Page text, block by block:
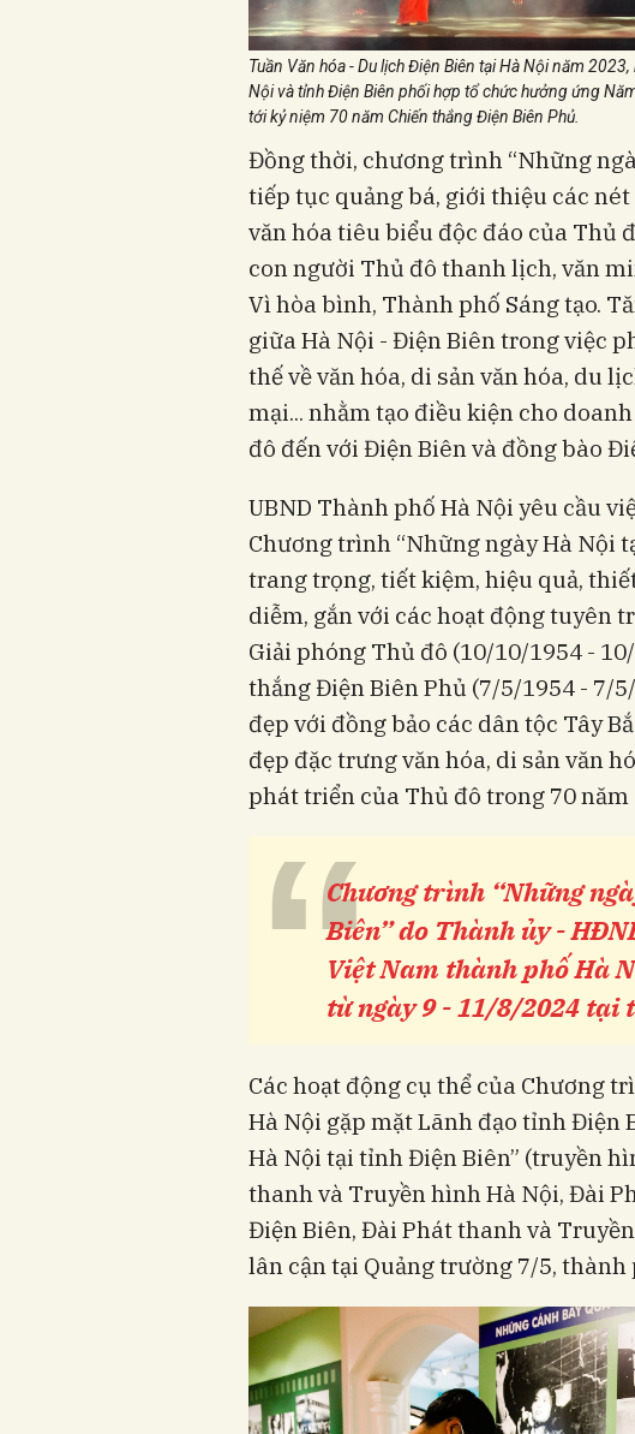
Tuần Văn hóa - Du lịch Điện Biên tại Hà Nội năm
Nội và tỉnh Điện Biên phối hợp tổ chức hưởng ứng
tới kỷ niệm 70 năm Chiến thắng Điện Biên Phủ.
Đồng thời, chương trình “Những
tiếp tục quảng bá, giới thiệu các nét
văn hóa tiêu biểu độc đáo của Thủ
con người Thủ đô thanh lịch, văn
Vì hòa bình, Thành phố Sáng tạo.
giữa Hà Nội - Điện Biên trong việc
thế về văn hóa, di sản văn hóa, du
mại... nhằm tạo điều kiện cho
đô đến với Điện Biên và đồng bào
UBND Thành phố Hà Nội yêu cầu
Chương trình “Những ngày Hà Nội
trang trọng, tiết kiệm, hiệu quả,
diễm, gắn với các hoạt động tuyên
Giải phóng Thủ đô (10/10/1954 -
thắng Điện Biên Phủ (7/5/1954 - 7/
đẹp với đồng bảo các dân tộc Tây
đẹp đặc trưng văn hóa, di sản văn
phát triển của Thủ đô trong 70 năm
“Chương trình “Những
Biên” do Thành ủy -
Việt Nam thành phố Hà
từ ngày 9 - 11/8/2024 tại
Các hoạt động cụ thể của Chương
Hà Nội gặp mặt Lãnh đạo tỉnh Điện
Hà Nội tại tỉnh Điện Biên” (truyền
thanh và Truyền hình Hà Nội, Đài
Điện Biên, Đài Phát thanh và
lân cận tại Quảng trường 7/5, thành